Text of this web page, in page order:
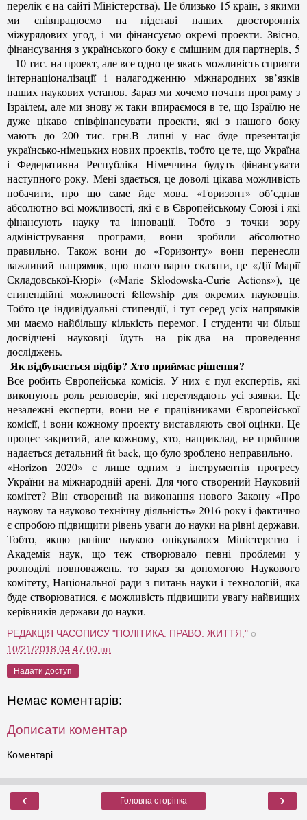
перелік є на сайті Міністерства). Це близько 15 країн, з якими
ми співпрацюємо на підставі наших двосторонніх
міжурядових угод, і ми фінансуємо окремі проекти. Звісно,
фінансування з українського боку є смішним для партнерів, 5
– 10 тис. на проект, але все одно це якась можливість сприяти
інтернаціоналізації і налагодженню міжнародних зв’язків
наших наукових установ. Зараз ми хочемо почати програму з
Ізраїлем, але ми знову ж таки впираємося в те, що Ізраїлю не
дуже цікаво співфінансувати проекти, які з нашого боку
мають до 200 тис. грн.В липні у нас буде презентація
українсько-німецьких нових проектів, тобто це те, що Україна
і Федеративна Республіка Німеччина будуть фінансувати
наступного року. Мені здається, це доволі цікава можливість
побачити, про що саме йде мова. «Горизонт» об’єднав
абсолютно всі можливості, які є в Європейському Союзі і які
фінансують науку та інновації. Тобто з точки зору
адміністрування програми, вони зробили абсолютно
правильно. Також вони до «Горизонту» вони перенесли
важливий напрямок, про нього варто сказати, це «Дії Марії
Складовської-Кюрі» («Marie Sklodowska-Curie Actions»), це
стипендійні можливості fellowship для окремих науковців.
Тобто це індивідуальні стипендії, і тут серед усіх напрямків
ми маємо найбільшу кількість перемог. І студенти чи більш
досвідчені науковці їдуть на рік-два на проведення
досліджень.
Як відбувається відбір? Хто приймає рішення?
Все робить Європейська комісія. У них є пул експертів, які
виконують роль ревюверів, які переглядають усі заявки. Це
незалежні експерти, вони не є працівниками Європейської
комісії, і вони кожному проекту виставляють свої оцінки. Це
процес закритий, але кожному, хто, наприклад, не пройшов
надається детальний fit back, що було зроблено неправильно.
«Horizon 2020» є лише одним з інструментів прогресу
України на міжнародній арені. Для чого створений Науковий
комітет? Він створений на виконання нового Закону «Про
наукову та науково-технічну діяльність» 2016 року і фактично
є спробою підвищити рівень уваги до науки на рівні держави.
Тобто, якщо раніше наукою опікувалося Міністерство і
Академія наук, що теж створювало певні проблеми у
розподілі повноважень, то зараз за допомогою Наукового
комітету, Національної ради з питань науки і технологій, яка
буде створюватися, є можливість підвищити увагу найвищих
керівників держави до науки.
РЕДАКЦІЯ ЧАСОПИСУ "ПОЛІТИКА. ПРАВО. ЖИТТЯ," о
10/21/2018 04:47:00 пп
Надати доступ
Немає коментарів:
Дописати коментар
Коментарі
‹ ›
Головна сторінка